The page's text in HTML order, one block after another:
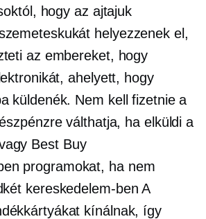
hogy az ajtajuk
helyezzenek el,
az embereket, hogy
ahelyett, hogy
küldenék. Nem kell fizetnie a
válthatja, ha elküldi a
Best Buy
programokat, ha nem
kereskedelem-ben A
kínálnak, így